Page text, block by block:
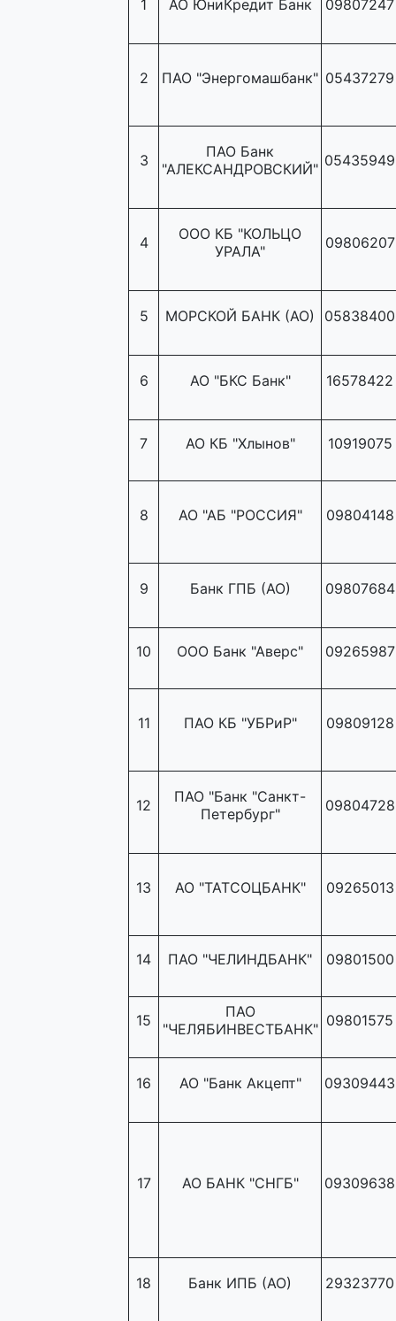
1 АО ЮниКредит Банк 09807247
2 ПАО "Энергомашбанк" 05437279
3
ПАО Банк
"АЛЕКСАНДРОВСКИЙ" 05435949
4
ООО КБ "КОЛЬЦО
УРАЛА"
09806207
5 МОРСКОЙ БАНК (АО) 05838400
6 АО "БКС Банк" 16578422
7 АО КБ "Хлынов" 10919075
8 АО "АБ "РОССИЯ" 09804148
9 Банк ГПБ (АО) 09807684
10 ООО Банк "Аверс" 09265987
11 ПАО КБ "УБРиР" 09809128
12
ПАО "Банк "Санкт-
Петербург"
09804728
13 АО "ТАТСОЦБАНК" 09265013
14 ПАО "ЧЕЛИНДБАНК" 09801500
15
ПАО
"ЧЕЛЯБИНВЕСТБАНК" 09801575
16 АО "Банк Акцепт" 09309443
17 АО БАНК "СНГБ" 09309638
18 Банк ИПБ (АО) 29323770